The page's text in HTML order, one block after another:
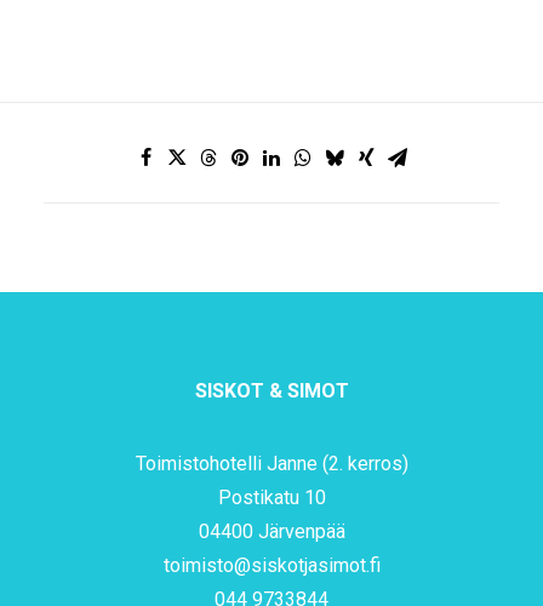
SISKOT & SIMOT
Toimistohotelli Janne (2. kerros)
Postikatu 10
04400 Järvenpää
toimisto@siskotjasimot.fi
044 9733844